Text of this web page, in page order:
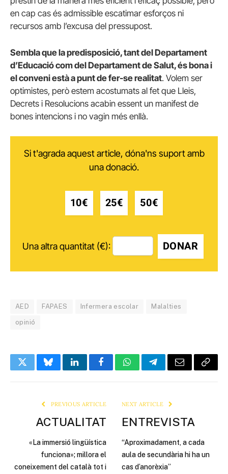
en cap cas és admissible escatimar esforços ni
recursos amb l’excusa del pressupost.
Sembla que la predisposició, tant del Departament
d’Educació com del Departament de Salut, és bona i
el conveni està a punt de fer-se realitat. Volem ser
optimistes, però estem acostumats al fet que Lleis,
Decrets i Resolucions acabin essent un manifest de
bones intencions i no vagin més enllà.
Si t'agrada aquest article, dóna'ns suport amb
una donació.
10€ 25€ 50€
Una altra quantitat (€): DONAR
AED FAPAES Infermera escolar Malalties
opinió
TwitterBlueskyLinkedInFacebookWhatsAppTelegramEmail Copy
PREVIOUS ARTICLE
ACTUALITAT
«La immersió lingüística
funciona»; millora el
coneixement del català tot i
NEXT ARTICLE
ENTREVISTA
“Aproximadament, a cada
aula de secundària hi ha un
cas d’anorèxia”